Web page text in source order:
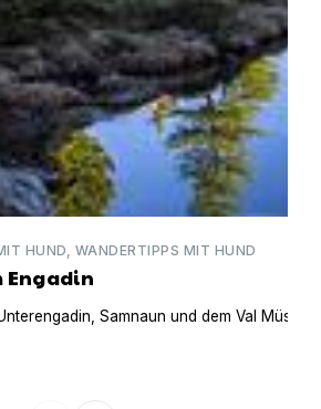
HUND, WANDERTIPPS MIT HUND
Engadin
Samnaun und dem Val